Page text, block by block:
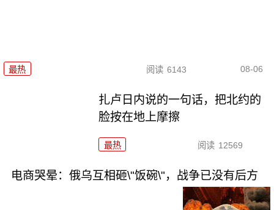
最热 阅读 6143 08-06
扎卢日内说的一句话，把北约的
脸按在地上摩擦
最热 阅读 12569
电商哭晕：俄乌互相砸\"饭碗\"，战争已没有后方